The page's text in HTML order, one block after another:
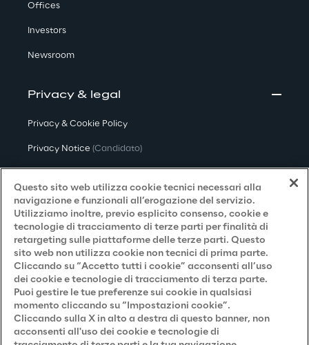
Offices
Investors
Newsroom
Privacy & legal
Privacy & Cookie Policy
Privacy Notice (Candidato)
Privacy Notice(Fornitore)
Privacy Notice (Marketing)
Accessibilità
Careers
Contacts
Questo sito web utilizza cookie tecnici necessari alla
navigazione e funzionali all’erogazione del servizio.
Utilizziamo inoltre, previo esplicito consenso, cookie e
tecnologie di tracciamento di terze parti per finalità di
retargeting sulle piattaforme delle terze parti. Questo
sito web non utilizza cookie non tecnici di prima parte.
Cliccando su “Accetto tutti i cookie” acconsenti all’uso
dei cookie e tecnologie di tracciamento di terza parte.
Puoi gestire le tue preferenze sui cookie in qualsiasi
momento cliccando su “Impostazioni cookie”.
Cliccando sulla X in alto a destra di questo banner, non
acconsenti all'uso dei cookie e tecnologie di